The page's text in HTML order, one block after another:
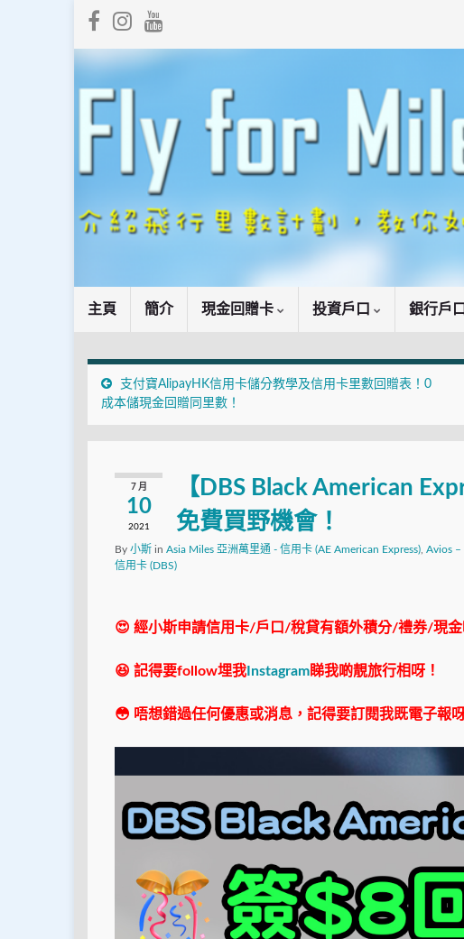
主頁 簡介 現金回贈卡 投資戶口 銀行戶
支付寶AlipayHK信用卡儲分教學及信用卡里數回贈表！0
成本儲現金回贈同里數！
7 月
10
2021
【DBS Black American
免費買野機會！
By 小斯 in Asia Miles 亞洲萬里通 - 信用卡 (AE American Express) Avios –
信用卡 (DBS)
😍 經小斯申請信用卡/戶口/稅貸有額外積分/禮券/現金
😆 記得要follow埋我 Instagram睇我啲靚旅行相呀！
😳 唔想錯過任何優惠或消息，記得要訂閱我既電子報